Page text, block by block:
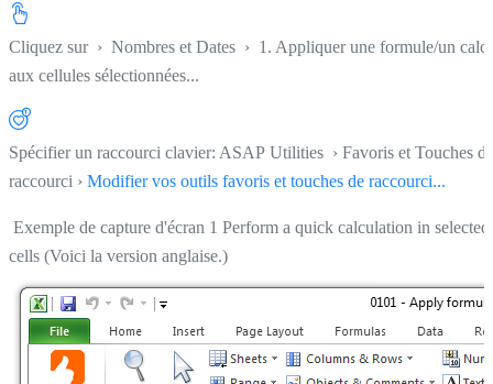
Cliquez sur › Nombres et Dates › 1. Appliquer une formule/un
aux cellules sélectionnées...
Spécifier un raccourci clavier: ASAP Utilities › Favoris et Touches de
raccourci › Modifier vos outils favoris et touches de raccourci...
Exemple de capture d'écran 1 Perform a quick calculation in selected
cells (Voici la version anglaise.)